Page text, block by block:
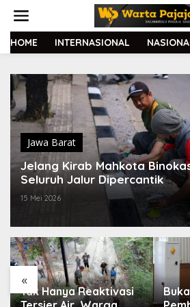
t
HOME INTERNASIONAL
Jawa Barat
Jelang Kirab Mahkota
Seluruh Jalur Dipercantik
15 Mei 2026
«
Tak Hanya Reaktivasi